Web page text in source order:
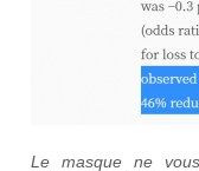
Le masque ne